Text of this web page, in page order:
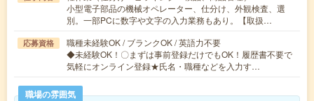
小型電子部品の機械オペレーター、仕分け、外観検査、選
別。一部PCに数字や文字の入力業務もあり。【取扱…
応募資格
職種未経験OK / ブランクOK / 英語力不要
◆未経験OK！〇まずは事前登録だけでもOK！履歴書不要で
気軽にオンライン登録★氏名・職種などを入力す…
職場の雰囲気